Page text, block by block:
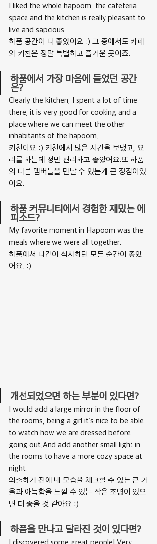
I liked the whole hapoom. the cafeteria
space and the kitchen is really pleasant to
live and sapcious.
하품 공간이 다 좋았어요 :) 그 중에서도 카페
와 키친은 정말 특별하고 즐거운 곳이죠.
하품에서 가장 마음에 들었던 공간
은?
Clearly the kitchen, I spent a lot of time
there, it is very good for cooking and a
place where we can meet the other
inhabitants of the hapoom.
키친이요 :) 키친에서 많은 시간을 보냈고, 요
리를 하는데 정말 편리하고 좋았어요.또 하품
의 다른 멤버들을 만날 수 있는게 큰 장점이었
어요.
하품 커뮤니티에서 경험한 재밌는 에
피소드?
My favorite moment in Hapoom was the
meals where we were all together.
하품에서 다같이 식사하던 모든 순간이 좋았
어요. :)
개선되었으면 하는 부분이 있다면?
I would add a large mirror in the floor of
the rooms, being a girl it’s nice to be able
to watch how we are dressed before
going out.And add another small light in
the rooms to have a more cozy space at
night.
외출하기 전에 내 모습을 체크할 수 있는 큰 거
울과 아늑함을 느낄 수 있는 작은 조명이 있으
면 더 좋을 것 같아요 :)
하품을 만나고 달라진 것이 있다면?
I discovered some great people! Very